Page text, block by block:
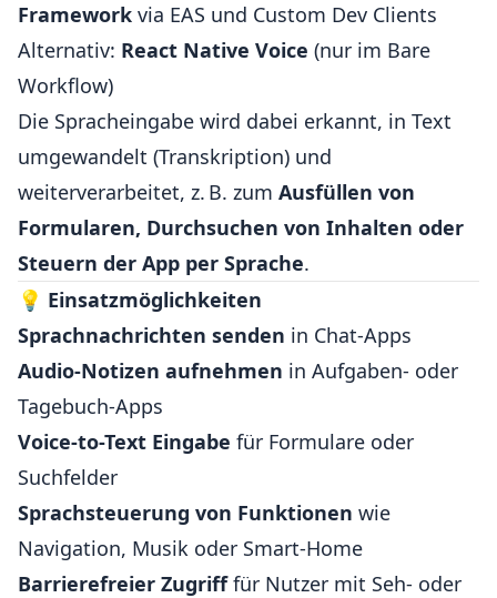
Framework via EAS und Custom Dev Clients
Alternativ: React Native Voice (nur im Bare
Workflow)
Die Spracheingabe wird dabei erkannt, in Text
umgewandelt (Transkription) und
weiterverarbeitet, z. B. zum Ausfüllen von
Formularen, Durchsuchen von Inhalten oder
Steuern der App per Sprache.
💡 Einsatzmöglichkeiten
Sprachnachrichten senden in Chat-Apps
Audio-Notizen aufnehmen in Aufgaben- oder
Tagebuch-Apps
Voice-to-Text Eingabe für Formulare oder
Suchfelder
Sprachsteuerung von Funktionen wie
Navigation, Musik oder Smart-Home
Barrierefreier Zugrifffür Nutzer mit Seh- oder